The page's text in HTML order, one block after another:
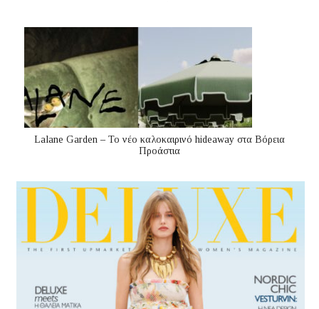
Lalane Garden – Το νέο καλοκαιρινό hideaway στα Βόρεια
Προάστια